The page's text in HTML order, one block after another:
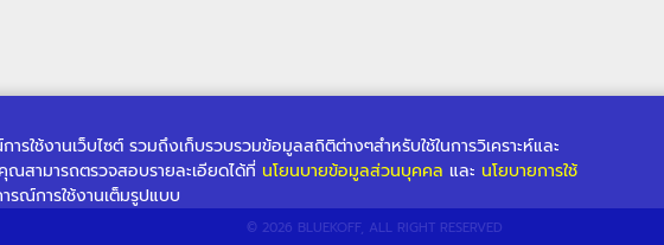
รใช้งานเว็บไซต์ รวมถึงเก็บรวบรวมข้อมูลสถิติต่างๆสำหรับใช้ในการวิเคราะห์และ
ณสามารถตรวจสอบรายละเอียดได้ที่ นโยนบายข้อมูลส่วนบุคคล และ นโยบายการใช้
ณ์การใช้งานเต็มรูปแบบ
© 2026 BLUEKOFF, ALL RIGHT RESERVED